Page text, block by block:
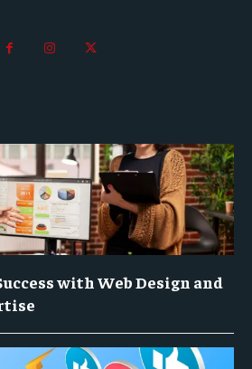
with Web Design and